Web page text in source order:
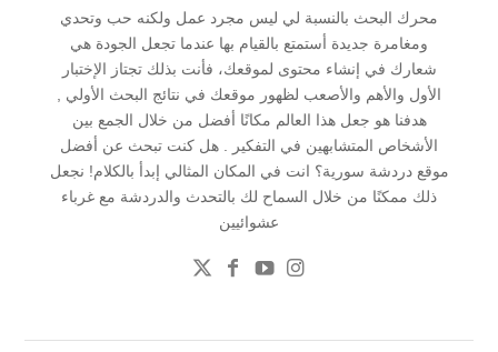
محرك البحث بالنسبة لي ليس مجرد عمل ولكنه حب وتحدي
ومغامرة جديدة أستمتع بالقيام بها عندما تجعل الجودة هي
شعارك في إنشاء محتوى لموقعك، فأنت بذلك تجتاز الإختبار
الأول والأهم والأصعب لظهور موقعك في نتائج البحث الأولي ,
هدفنا هو جعل هذا العالم مكانًا أفضل من خلال الجمع بين
الأشخاص المتشابهين في التفكير . هل كنت تبحث عن أفضل
موقع دردشة سورية؟ انت في المكان المثالي إبدأ بالكلام! نجعل
ذلك ممكنًا من خلال السماح لك بالتحدث والدردشة مع غرباء
عشوائيين